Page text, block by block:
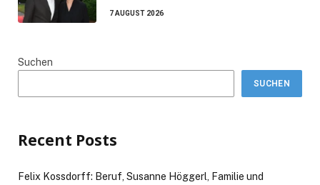
7 AUGUST 2026
Suchen
SUCHEN
Recent Posts
Felix Kossdorff: Beruf, Susanne Höggerl, Familie und